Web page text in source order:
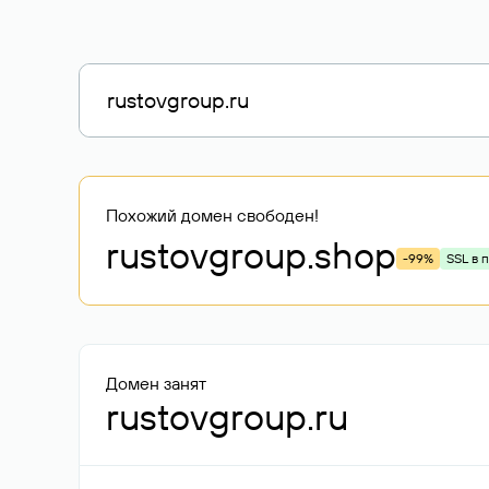
Похожий домен свободен!
rustovgroup.shop -99% SSL в
Домен занят
rustovgroup.ru